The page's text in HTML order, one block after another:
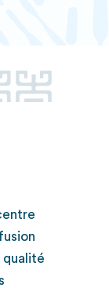
qualité